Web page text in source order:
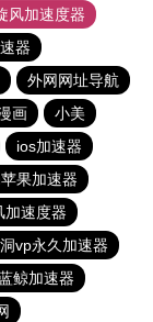
风加速度器
器
外网网址导航
画
小美
ios加速器
果加速器
加速度器
vp永久加速器
鲸加速器